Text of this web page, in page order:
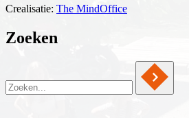
Crealisatie: The MindOffice
Zoeken